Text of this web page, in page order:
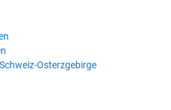
Osterzgebirge